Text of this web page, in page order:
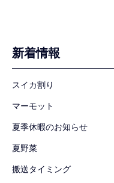
新着情報
スイカ割り
マーモット
夏季休暇のお知らせ
夏野菜
搬送タイミング